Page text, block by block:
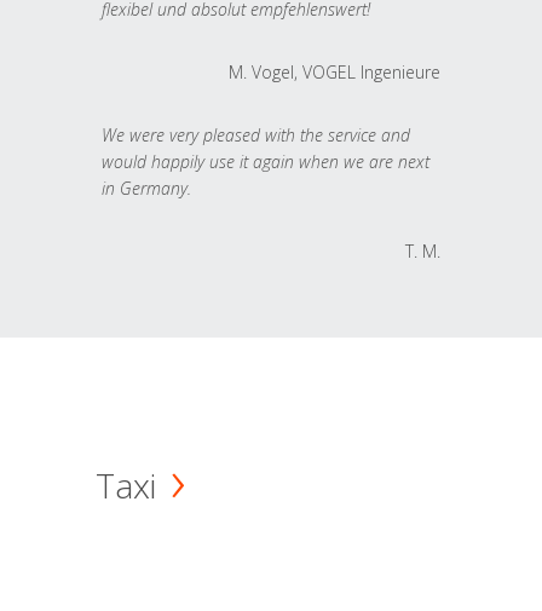
flexibel und absolut empfehlenswert!
M. Vogel, VOGEL Ingenieure
We were very pleased with the service and
would happily use it again when we are next
in Germany.
T. M.
Taxi